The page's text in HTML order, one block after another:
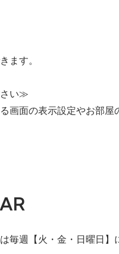
ます。
い≫
画面の表示設定やお部屋
毎週【火・金・日曜日】